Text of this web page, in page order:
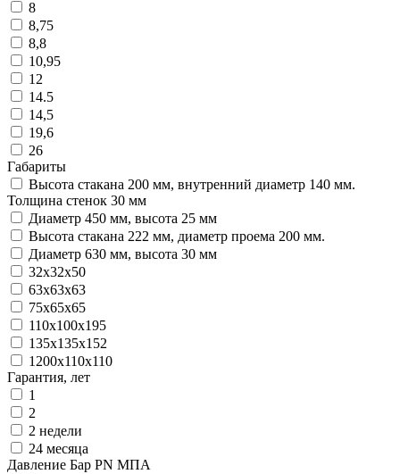
8
8,75
8,8
10,95
12
14.5
14,5
19,6
26
Габариты
Высота стакана 200 мм, внутренний диаметр 140 мм.
Толщина стенок 30 мм
Диаметр 450 мм, высота 25 мм
Высота стакана 222 мм, диаметр проема 200 мм.
Диаметр 630 мм, высота 30 мм
32х32х50
63х63х63
75х65х65
110х100х195
135х135х152
1200х110х110
Гарантия, лет
1
2
2 недели
24 месяца
Давление Бар PN МПА